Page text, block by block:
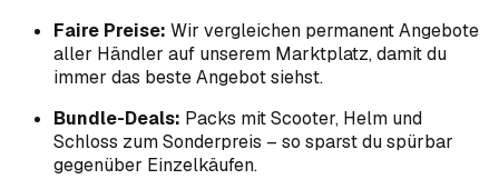
Faire Preise: Wir vergleichen permanent Angebote
aller Händler auf unserem Marktplatz, damit du
immer das beste Angebot siehst.
Bundle-Deals: Packs mit Scooter, Helm und
Schloss zum Sonderpreis – so sparst du spürbar
gegenüber Einzelkäufen.